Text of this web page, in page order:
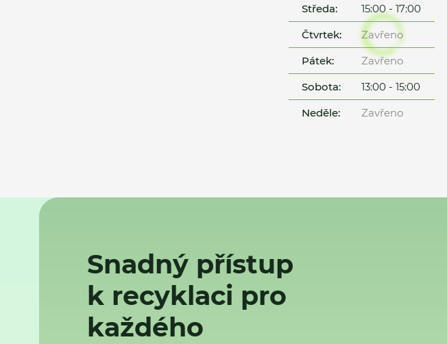
Středa:
15:00 - 17:00
Čtvrtek:
Zavřeno
Pátek:
Zavřeno
Sobota:
13:00 - 15:00
Neděle:
Zavřeno
Snadný přístup
k recyklaci pro
každého